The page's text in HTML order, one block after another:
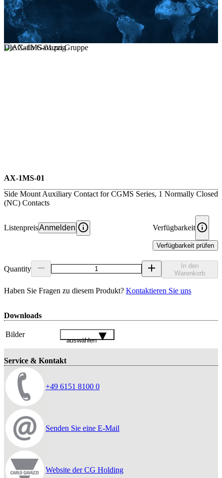
Die Carlo Gavazzi Gruppe
AX-1MS-01
Side Mount Auxiliary Contact for CGMS Series, 1 Normally Closed
(NC) Contacts
ListenpreisAnmelden Verfügbarkeit
Verfügbarkeit prüfen
Quantity
In den
Warenkorb
Haben Sie Fragen zu diesem Produkt? Kontaktieren Sie uns
Downloads
Bilder
auswählen
Service & Kontakt
+49 6151 8100 0
Senden Sie eine E-Mail
Website der CG Holding